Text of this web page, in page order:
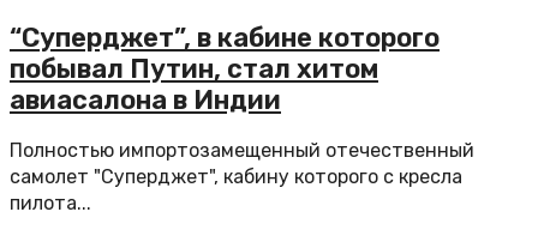
“Суперджет”, в кабине которого
побывал Путин, стал хитом
авиасалона в Индии
Полностью импортозамещенный отечественный
самолет "Суперджет", кабину которого с кресла
пилота...